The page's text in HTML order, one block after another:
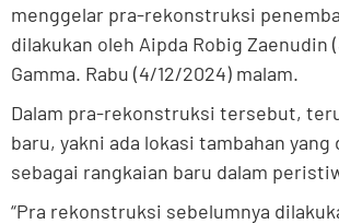
menggelar pra-rekonstruksi
dilakukan oleh Aipda Robig Zaenudin
Gamma. Rabu (4/12/2024) malam.
Dalam pra-rekonstruksi tersebut,
baru, yakni ada lokasi tambahan
sebagai rangkaian baru dalam
“Pra rekonstruksi sebelumnya